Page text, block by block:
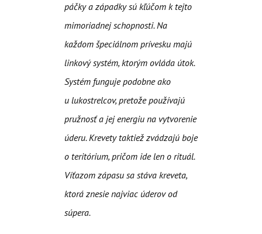
páčky a západky sú kľúčom k tejto
mimoriadnej schopnosti. Na
každom špeciálnom prívesku majú
linkový systém, ktorým ovláda útok.
Systém funguje podobne ako
u lukostrelcov, pretože používajú
pružnosť a jej energiu na vytvorenie
úderu. Krevety taktiež zvádzajú boje
o teritórium, pričom ide len o rituál.
Víťazom zápasu sa stáva kreveta,
ktorá znesie najviac úderov od
súpera.